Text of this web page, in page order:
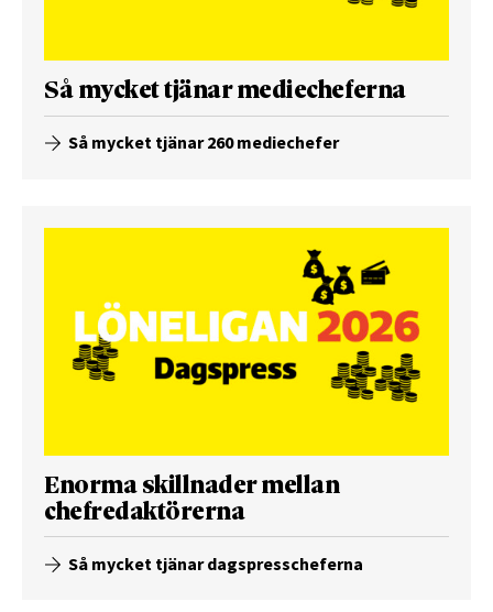
Så mycket tjänar mediecheferna
Så mycket tjänar 260 mediechefer
Enorma skillnader mellan
chefredaktörerna
Så mycket tjänar dagspresscheferna